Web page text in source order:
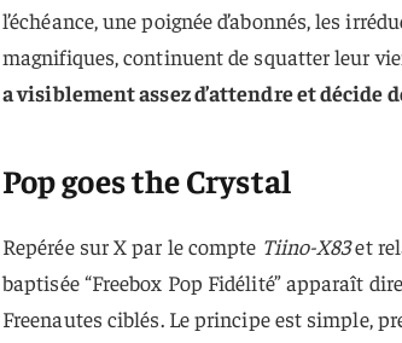
l’échéance, une poignée d’abonnés, les
magnifiques, continuent de squatter leur
a visiblement assez d’attendre et
Pop goes the Crystal
Repérée sur X par le compte Tiino-X83et
baptisée “Freebox Pop Fidélité” apparaît
Freenautes ciblés. Le principe est simple,